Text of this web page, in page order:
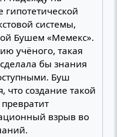
гипотетической
системы,
Бушем «Мемекс».
учёного, такая
бы знания
Буш
что создание такой
взрыв во